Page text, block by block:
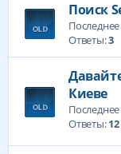
Поиск
Ответы:3
Киеве
Ответы:12